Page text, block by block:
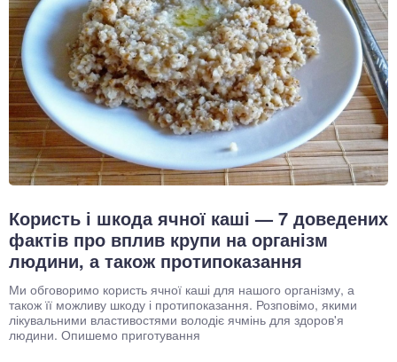
Користь і шкода ячної каші — 7 доведених
фактів про вплив крупи на організм
людини, а також протипоказання
Ми обговоримо користь ячної каші для нашого організму, а
також її можливу шкоду і протипоказання. Розповімо, якими
лікувальними властивостями володіє ячмінь для здоров'я
людини. Опишемо приготування